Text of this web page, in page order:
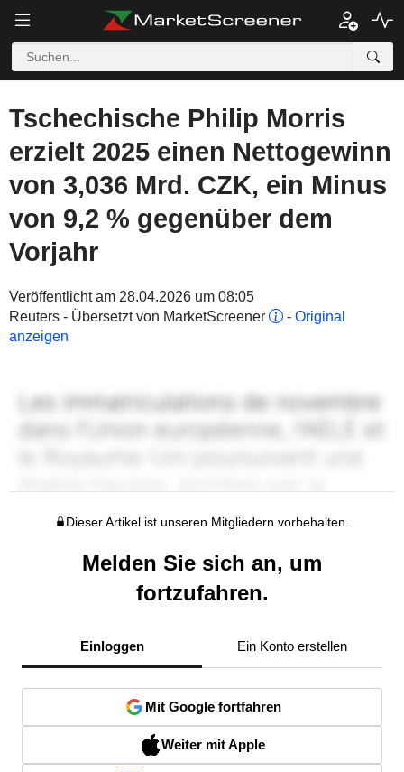
Tschechische Philip Morris
erzielt 2025 einen Nettogewinn
von 3,036 Mrd. CZK, ein Minus
von 9,2 % gegenüber dem
Vorjahr
Veröffentlicht am 28.04.2026 um 08:05
Reuters - Übersetzt von MarketScreener
- Original
anzeigen
Dieser Artikel ist unseren Mitgliedern vorbehalten.
Melden Sie sich an, um
fortzufahren.
Einloggen Ein Konto erstellen
Mit Google fortfahren
Weiter mit Apple